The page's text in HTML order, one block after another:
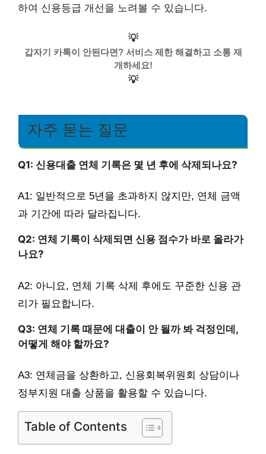
하여 신용등급 개선을 노려볼 수 있습니다.
💡
갑자기 카톡이 안된다면? 서비스 제한 해결하고 소통 재
개하세요!
💡
자주 묻는 질문
Q1: 신용대출 연체 기록은 몇 년 후에 삭제되나요?
A1: 일반적으로 5년을 초과하지 않지만, 연체 금액
과 기간에 따라 달라집니다.
Q2: 연체 기록이 삭제되면 신용 점수가 바로 올라가
나요?
A2: 아니요, 연체 기록 삭제 후에도 꾸준한 신용 관
리가 필요합니다.
Q3: 연체 기록 때문에 대출이 안 될까 봐 걱정인데,
어떻게 해야 할까요?
A3: 연체금을 상환하고, 신용회복위원회 상담이나
정부지원 대출 상품을 활용할 수 있습니다.
Table of Contents